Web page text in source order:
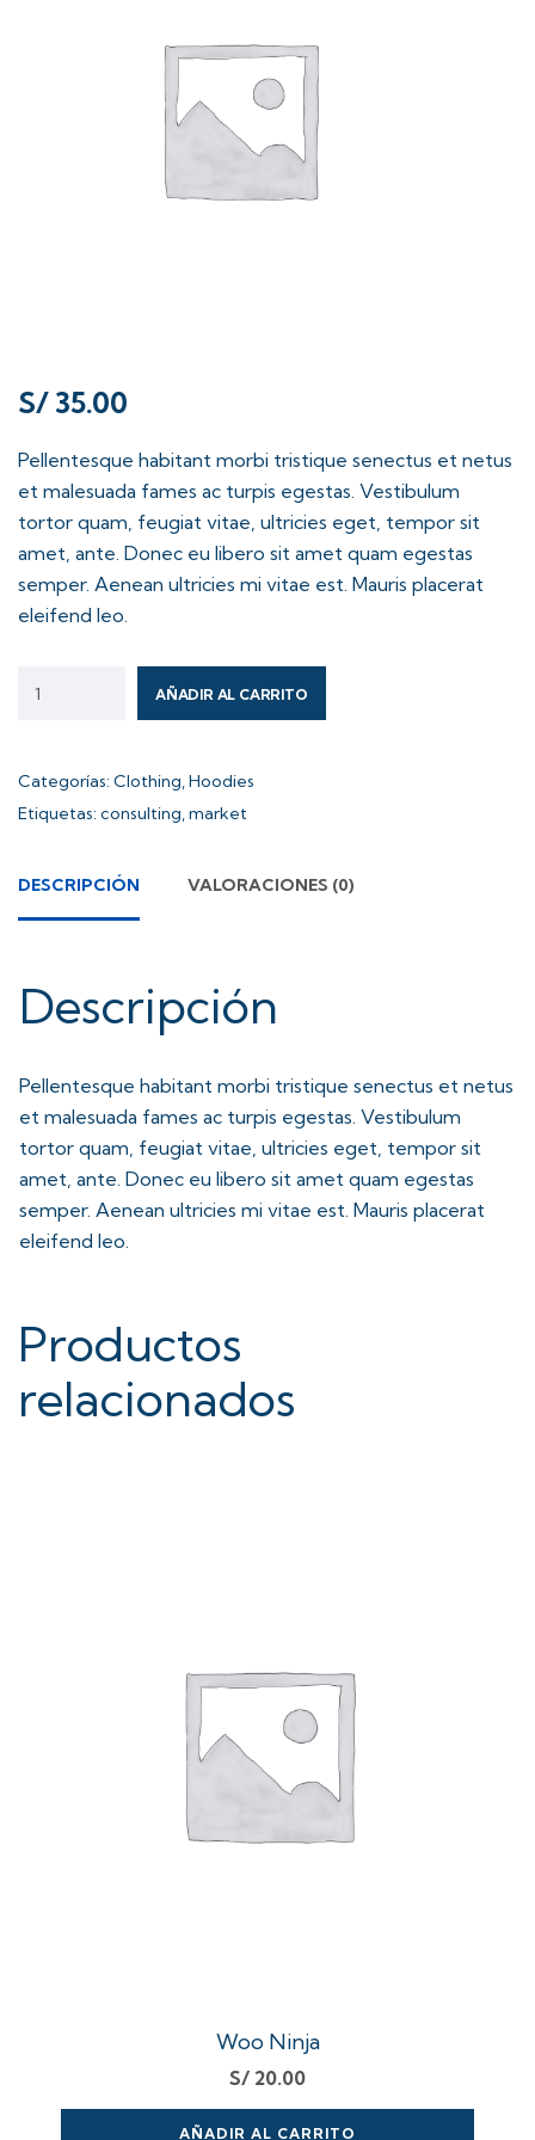
S/ 35.00
Pellentesque habitant morbi tristique senectus et netus
et malesuada fames ac turpis egestas. Vestibulum
tortor quam, feugiat vitae, ultricies eget, tempor sit
amet, ante. Donec eu libero sit amet quam egestas
semper. Aenean ultricies mi vitae est. Mauris placerat
eleifend leo.
AÑADIR AL CARRITO
Categorías:Clothing,Hoodies
Etiquetas:consulting,market
DESCRIPCIÓN VALORACIONES (0)
Descripción
Pellentesque habitant morbi tristique senectus et netus
et malesuada fames ac turpis egestas. Vestibulum
tortor quam, feugiat vitae, ultricies eget, tempor sit
amet, ante. Donec eu libero sit amet quam egestas
semper. Aenean ultricies mi vitae est. Mauris placerat
eleifend leo.
Productos
relacionados
Woo Ninja
S/ 20.00
AÑADIR AL CARRITO